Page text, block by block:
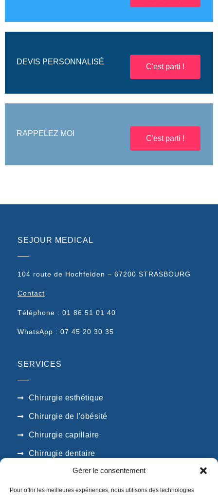
Gérer le consentement
Pour offrir les meilleures expériences, nous utilisons des technologies
DEVIS PERSONNALISÉ
C'est parti !
RAPPELEZ MOI
C'est parti !
SEJOUR MEDICAL
104 route de Hochfelden – 67200 STRASBOURG
Contact
Téléphone : 01 86 51 01 40
WhatsApp : 07 45 20 30 35
SERVICES
Chirurgie esthétique
Chirurgie de l'obésité
Chirurgie capillaire
Chirrugie dentaire